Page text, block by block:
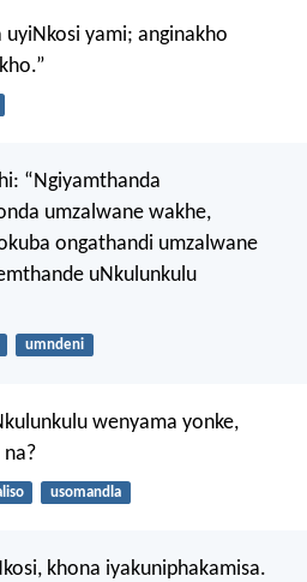
uyiNkosi yami; anginakho
“Ngiyamthanda
umzalwane wakhe,
ongathandi umzalwane
uNkulunkulu
umndeni
wenyama yonke,
usomandla
khona iyakuniphakamisa.